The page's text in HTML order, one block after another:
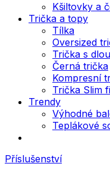
Kšiltovky a
Trička a topy
Tílka
Oversized
Trička s
Černá trička
Kompresní
Trička Slim
Trendy
Výhodné
Teplákové
Příslušenství